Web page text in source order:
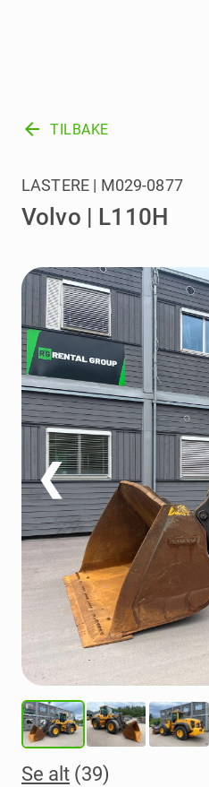
arrow_back TILBAKE
Volvo | L110H
LASTERE | M029-0877
❮
Se alt (39)